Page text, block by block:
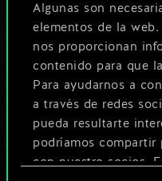
Algunas son
elementos de la
nos proporcionan
contenido para que
Para ayudarnos a
a través de redes
pueda resultarte
podríamos compartir
con nuestro socios.
Poner nombre
una guía